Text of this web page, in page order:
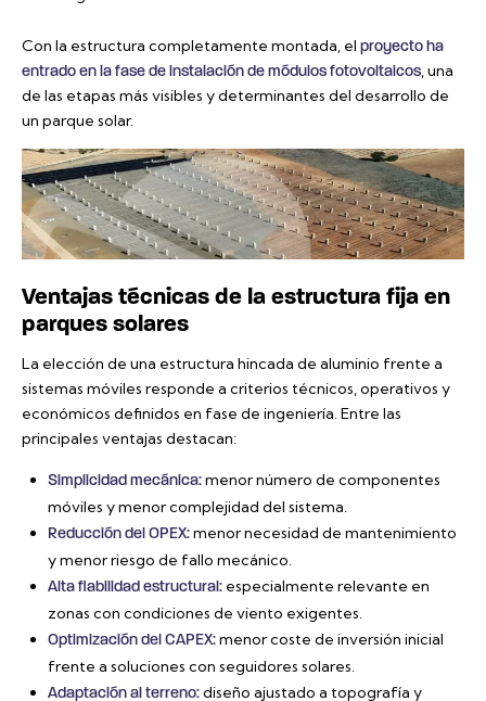
Con la estructura completamente montada, el proyecto ha
entrado en la fase de instalación de módulos fotovoltaicos, una
de las etapas más visibles y determinantes del desarrollo de
un parque solar.
Ventajas técnicas de la estructura fija en
parques solares
La elección de una estructura hincada de aluminio frente a
sistemas móviles responde a criterios técnicos, operativos y
económicos definidos en fase de ingeniería. Entre las
principales ventajas destacan:
Simplicidad mecánica:menor número de componentes
móviles y menor complejidad del sistema.
Reducción del OPEX:menor necesidad de mantenimiento
y menor riesgo de fallo mecánico.
Alta fiabilidad estructural: especialmente relevante en
zonas con condiciones de viento exigentes.
Optimización del CAPEX:menor coste de inversión inicial
frente a soluciones con seguidores solares.
Adaptación al terreno:diseño ajustado a topografía y